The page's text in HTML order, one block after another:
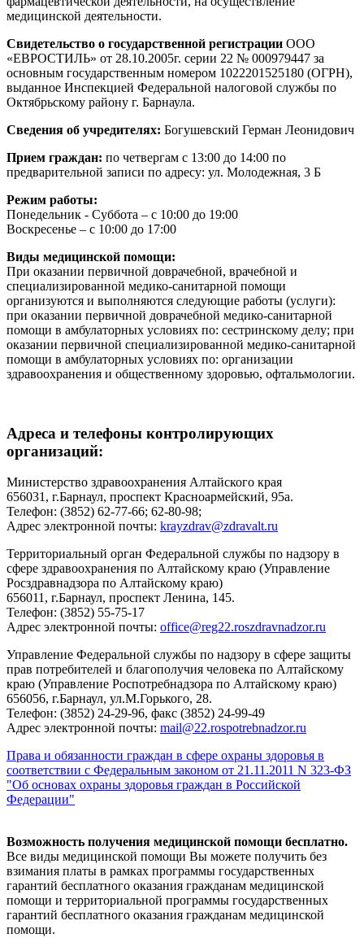
медицинской деятельности.
Свидетельство о государственной регистрации ООО
«ЕВРОСТИЛЬ» от 28.10.2005г. серии 22 № 000979447 за
основным государственным номером 1022201525180 (ОГРН),
выданное Инспекцией Федеральной налоговой службы по
Октябрьскому району г. Барнаула.
Сведения об учредителях: Богушевский Герман Леонидович
Прием граждан: по четвергам с 13:00 до 14:00 по
предварительной записи по адресу: ул. Молодежная, 3 Б
Режим работы:
Понедельник - Суббота – с 10:00 до 19:00
Воскресенье – с 10:00 до 17:00
Виды медицинской помощи:
При оказании первичной доврачебной, врачебной и
специализированной медико-санитарной помощи
организуются и выполняются следующие работы (услуги):
при оказании первичной доврачебной медико-санитарной
помощи в амбулаторных условиях по: сестринскому делу; при
оказании первичной специализированной медико-санитарной
помощи в амбулаторных условиях по: организации
здравоохранения и общественному здоровью, офтальмологии.
Адреса и телефоны контролирующих
организаций:
Министерство здравоохранения Алтайского края
656031, г.Барнаул, проспект Красноармейский, 95а.
Телефон: (3852) 62-77-66; 62-80-98;
Адрес электронной почты: krayzdrav@zdravalt.ru
Территориальный орган Федеральной службы по надзору в
сфере здравоохранения по Алтайскому краю (Управление
Росздравнадзора по Алтайскому краю)
656011, г.Барнаул, проспект Ленина, 145.
Телефон: (3852) 55-75-17
Адрес электронной почты: office@reg22.roszdravnadzor.ru
Управление Федеральной службы по надзору в сфере защиты
прав потребителей и благополучия человека по Алтайскому
краю (Управление Роспотребнадзора по Алтайскому краю)
656056, г.Барнаул, ул.М.Горького, 28.
Телефон: (3852) 24-29-96, факс (3852) 24-99-49
Адрес электронной почты: mail@22.rospotrebnadzor.ru
Права и обязанности граждан в сфере охраны здоровья в
соответствии с Федеральным законом от 21.11.2011 N 323-ФЗ
"Об основах охраны здоровья граждан в Российской
Федерации"
Возможность получения медицинской помощи бесплатно.
Все виды медицинской помощи Вы можете получить без
взимания платы в рамках программы государственных
гарантий бесплатного оказания гражданам медицинской
помощи и территориальной программы государственных
гарантий бесплатного оказания гражданам медицинской
помощи.